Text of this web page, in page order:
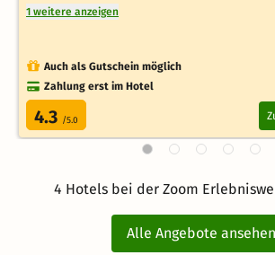
1 weitere anzeigen
Auch als Gutschein möglich
Zahlung erst im Hotel
4.3 /5.0
4 Hotels bei der Zoom
Alle Angebote ansehen